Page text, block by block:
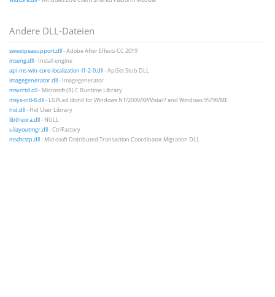
Andere DLL-Dateien
sweetpeasupport.dll- Adobe After Effects CC 2019
inseng.dll- Install engine
api-ms-win-core-localization-l1-2-0.dll- ApiSet Stub DLL
imagegenerator.dll- Imagegenerator
msvcrtd.dll- Microsoft (R) C Runtime Library
msys-intl-8.dll- LGPLed libintl for Windows NT/2000/XP/Vista/7 and Windows 95/98/ME
hid.dll- Hid User Library
libtheora.dll- NULL
uilayoutmgr.dll- CtrlFactory
msdtcstp.dll- Microsoft Distributed Transaction Coordinator Migration DLL